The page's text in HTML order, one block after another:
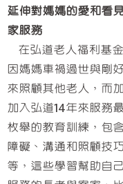
延伸對媽媽的愛和看
家服務
在弘道老人福利基
因媽媽車禍過世與剛
來照顧其他老人，而
加入弘道14年來服務
枚舉的教育訓練，包
障礙、溝通和照顧技
等，這些學習幫助自